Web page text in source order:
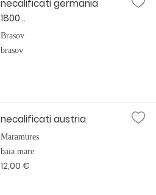
necalificati germania
1800...
Brasov
brasov
necalificati austria
Maramures
baia mare
12,00 €